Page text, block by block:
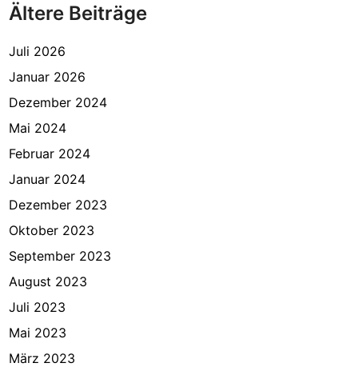
Ältere Beiträge
Juli 2026
Januar 2026
Dezember 2024
Mai 2024
Februar 2024
Januar 2024
Dezember 2023
Oktober 2023
September 2023
August 2023
Juli 2023
Mai 2023
März 2023